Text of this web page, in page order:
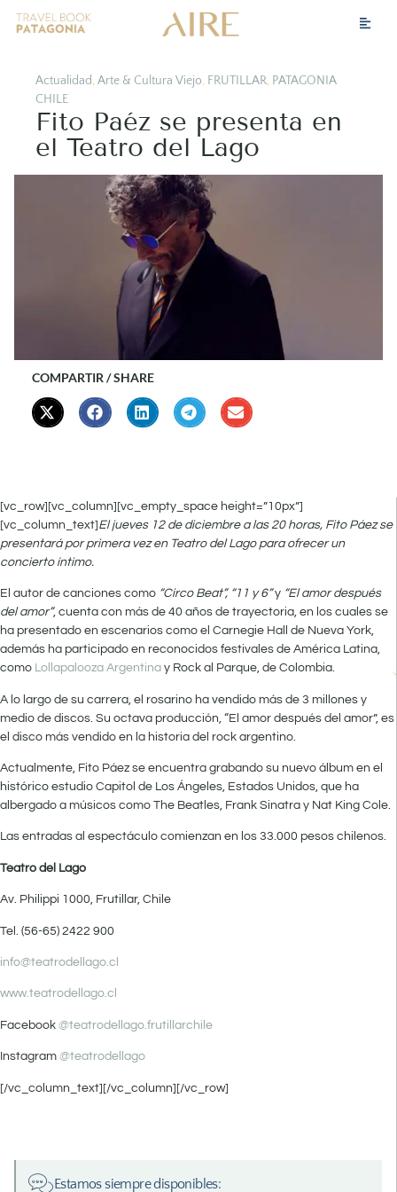
Actualidad,Arte & Cultura Viejo, FRUTILLAR, PATAGONIA
CHILE
Fito Paéz se presenta en
el Teatro del Lago
COMPARTIR / SHARE
[vc_row][vc_column][vc_empty_space height=”10px”]
[vc_column_text]El jueves 12 de diciembre a las 20 horas, Fito Páez se
presentará por primera vez en Teatro del Lago para ofrecer un
concierto íntimo.
El autor de canciones como “Circo Beat”, “11 y 6”y “El amor después
del amor”, cuenta con más de 40 años de trayectoria, en los cuales se
ha presentado en escenarios como el Carnegie Hall de Nueva York,
además ha participado en reconocidos festivales de América Latina,
como Lollapalooza Argentina y Rock al Parque, de Colombia.
A lo largo de su carrera, el rosarino ha vendido más de 3 millones y
medio de discos. Su octava producción, “El amor después del amor”, es
el disco más vendido en la historia del rock argentino.
Actualmente, Fito Páez se encuentra grabando su nuevo álbum en el
histórico estudio Capitol de Los Ángeles, Estados Unidos, que ha
albergado a músicos como The Beatles, Frank Sinatra y Nat King Cole.
Las entradas al espectáculo comienzan en los 33.000 pesos chilenos.
Teatro del Lago
Av. Philippi 1000, Frutillar, Chile
Tel. (56-65) 2422 900
info@teatrodellago.cl
www.teatrodellago.cl
Facebook @teatrodellago.frutillarchile
Instagram @teatrodellago
[/vc_column_text][/vc_column][/vc_row]
Estamos siempre disponibles: